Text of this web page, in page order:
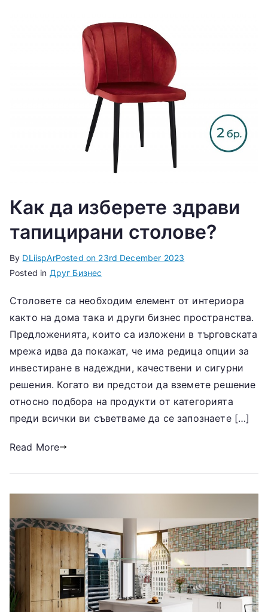
Как да изберете здрави
тапицирани столове?
By DLiispArPosted on 23rd December 2023
Posted in Друг Бизнес
Столовете са необходим елемент от интериора
както на дома така и други бизнес пространства.
Предложенията, които са изложени в търговската
мрежа идва да покажат, че има редица опции за
инвестиране в надеждни, качествени и сигурни
решения. Когато ви предстои да вземете решение
относно подбора на продукти от категорията
преди всички ви съветваме да се запознаете […]
Read More